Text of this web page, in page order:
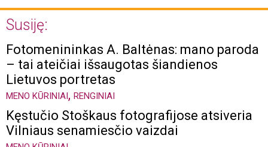
Susiję:
Fotomenininkas A. Baltėnas: mano paroda
– tai ateičiai išsaugotas šiandienos
Lietuvos portretas
MENO KŪRINIAI, RENGINIAI
Kęstučio Stoškaus fotografijose atsiveria
Vilniaus senamiesčio vaizdai